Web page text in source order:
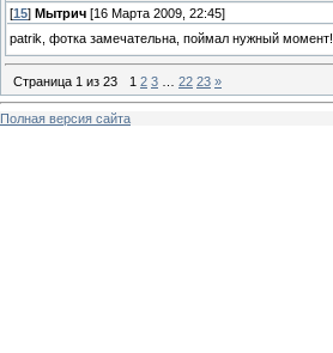
[15] Мытрич [16 Марта 2009, 22:45]
patrik, фотка замечательна, поймал нужный момент!
Страница 1 из 23 1 2 3 22 23 »
Полная версия сайта